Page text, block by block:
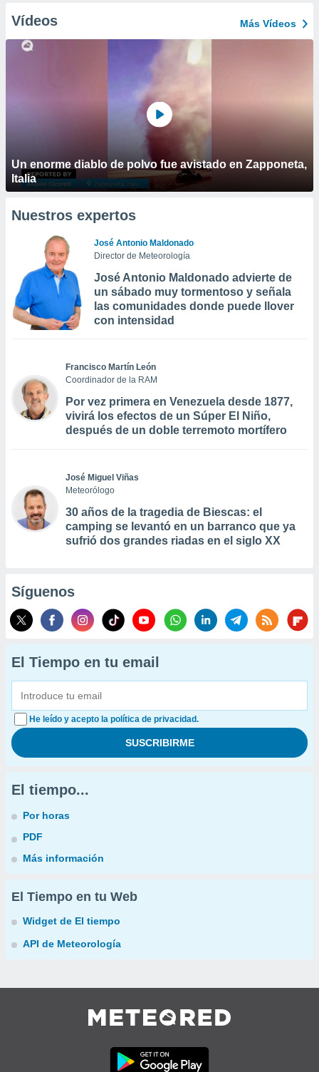
Vídeos Más Vídeos
Un enorme diablo de polvo fue avistado en Zapponeta,
Italia
Nuestros expertos
José Antonio Maldonado
Director de Meteorología
José Antonio Maldonado advierte de
un sábado muy tormentoso y señala
las comunidades donde puede llover
con intensidad
Francisco Martín León
Coordinador de la RAM
Por vez primera en Venezuela desde 1877,
vivirá los efectos de un Súper El Niño,
después de un doble terremoto mortífero
José Miguel Viñas
Meteorólogo
30 años de la tragedia de Biescas: el
camping se levantó en un barranco que ya
sufrió dos grandes riadas en el siglo XX
Síguenos
El Tiempo en tu email
He leído y acepto la política de privacidad.
El tiempo...
Por horas
PDF
Más información
El Tiempo en tu Web
Widget de El tiempo
API de Meteorología